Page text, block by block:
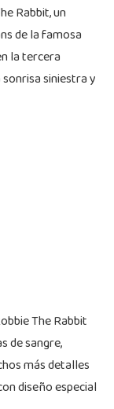
Rabbit, un
de la famosa
la tercera
siniestra y
The Rabbit
de sangre,
más detalles
diseño especial